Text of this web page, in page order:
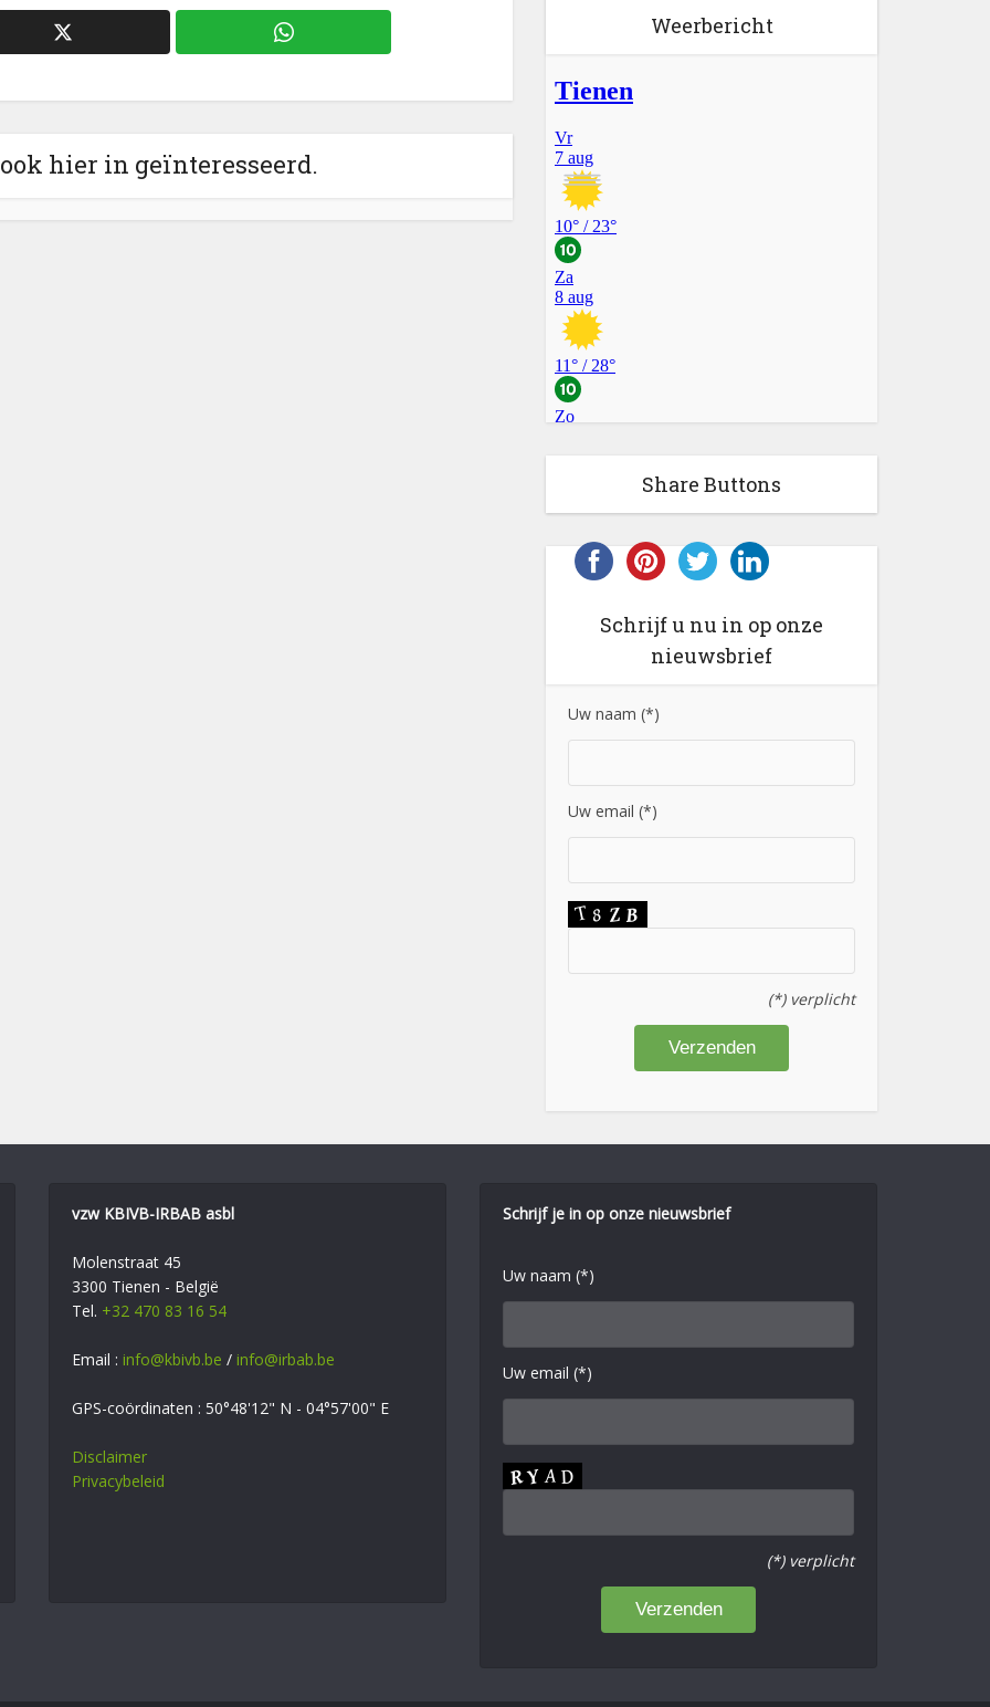
hier in geïnteresseerd.
Weerbericht
Share Buttons
Schrijf u nu in op onze
nieuwsbrief
Uw naam (*)
Uw email (*)
(*) verplicht
vzw KBIVB-IRBAB asbl
Molenstraat 45
3300 Tienen - België
Tel. +32 470 83 16 54
Email : info@kbivb.be / info@irbab.be
GPS-coördinaten : 50°48'12" N - 04°57'00" E
Disclaimer
Privacybeleid
Schrijf je in op onze nieuwsbrief
Uw naam (*)
Uw email (*)
(*) verplicht